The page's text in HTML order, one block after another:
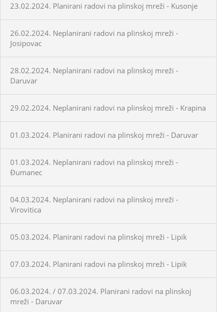
23.02.2024. Planirani radovi na plinskoj mreži - Kusonje
26.02.2024. Neplanirani radovi na plinskoj mreži -
Josipovac
28.02.2024. Neplanirani radovi na plinskoj mreži -
Daruvar
29.02.2024. Neplanirani radovi na plinskoj mreži - Krapina
01.03.2024. Planirani radovi na plinskoj mreži - Daruvar
01.03.2024. Neplanirani radovi na plinskoj mreži -
Đumanec
04.03.2024. Neplanirani radovi na plinskoj mreži -
Virovitica
05.03.2024. Planirani radovi na plinskoj mreži - Lipik
07.03.2024. Planirani radovi na plinskoj mreži - Lipik
06.03.2024. / 07.03.2024. Planirani radovi na plinskoj
mreži - Daruvar